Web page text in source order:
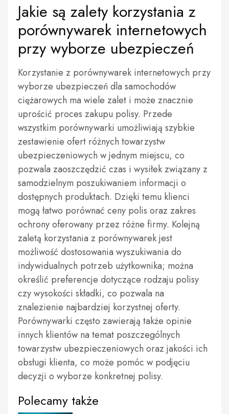
Jakie są zalety korzystania z
porównywarek internetowych
przy wyborze ubezpieczeń
Korzystanie z porównywarek internetowych przy
wyborze ubezpieczeń dla samochodów
ciężarowych ma wiele zalet i może znacznie
uprościć proces zakupu polisy. Przede
wszystkim porównywarki umożliwiają szybkie
zestawienie ofert różnych towarzystw
ubezpieczeniowych w jednym miejscu, co
pozwala zaoszczędzić czas i wysiłek związany z
samodzielnym poszukiwaniem informacji o
dostępnych produktach. Dzięki temu klienci
mogą łatwo porównać ceny polis oraz zakres
ochrony oferowany przez różne firmy. Kolejną
zaletą korzystania z porównywarek jest
możliwość dostosowania wyszukiwania do
indywidualnych potrzeb użytkownika; można
określić preferencje dotyczące rodzaju polisy
czy wysokości składki, co pozwala na
znalezienie najbardziej korzystnej oferty.
Porównywarki często zawierają także opinie
innych klientów na temat poszczególnych
towarzystw ubezpieczeniowych oraz jakości ich
obsługi klienta, co może pomóc w podjęciu
decyzji o wyborze konkretnej polisy.
Polecamy także